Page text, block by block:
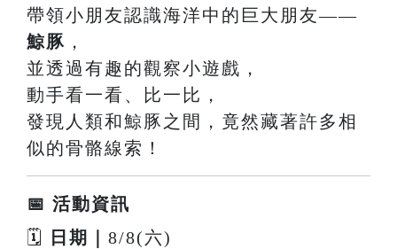
帶領小朋友認識海洋中的巨大朋友——
鯨豚 ，
並透過有趣的觀察小遊戲，
動手看一看、比一比，
發現人類和鯨豚之間，竟然藏著許多相
似的骨骼線索！
📅 活動資訊
🗓
日期｜ 8/8(六)